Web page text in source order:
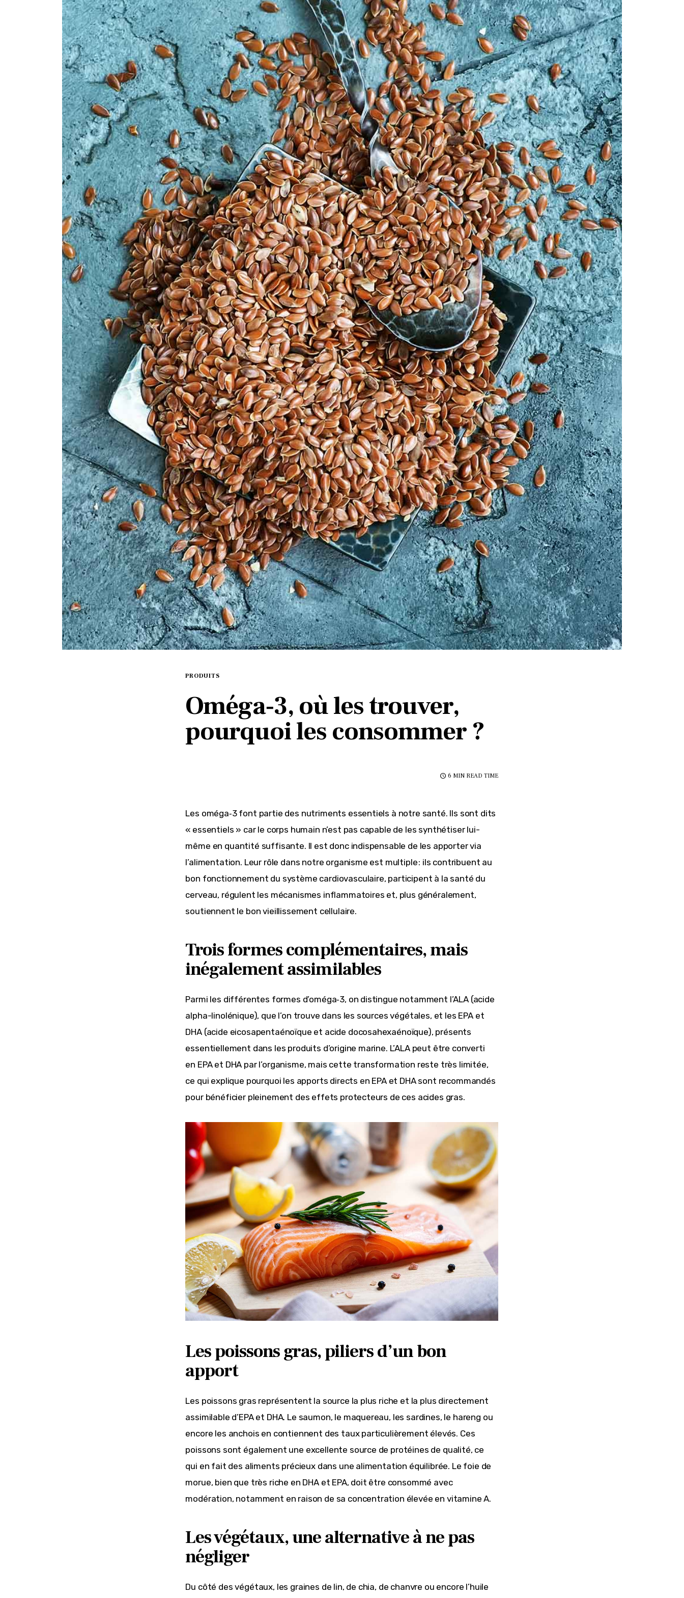
PRODUITS
Oméga‑3, où les trouver,
pourquoi les consommer ?
6 MIN READ TIME
Les oméga‑3 font partie des nutriments essentiels à notre santé. Ils sont dits
« essentiels » car le corps humain n’est pas capable de les synthétiser lui-
même en quantité suffisante. Il est donc indispensable de les apporter via
l’alimentation. Leur rôle dans notre organisme est multiple : ils contribuent au
bon fonctionnement du système cardiovasculaire, participent à la santé du
cerveau, régulent les mécanismes inflammatoires et, plus généralement,
soutiennent le bon vieillissement cellulaire.
Trois formes complémentaires, mais
inégalement assimilables
Parmi les différentes formes d’oméga‑3, on distingue notamment l’ALA (acide
alpha-linolénique), que l’on trouve dans les sources végétales, et les EPA et
DHA (acide eicosapentaénoïque et acide docosahexaénoïque), présents
essentiellement dans les produits d’origine marine. L’ALA peut être converti
en EPA et DHA par l’organisme, mais cette transformation reste très limitée,
ce qui explique pourquoi les apports directs en EPA et DHA sont recommandés
pour bénéficier pleinement des effets protecteurs de ces acides gras.
Les poissons gras, piliers d’un bon
apport
Les poissons gras représentent la source la plus riche et la plus directement
assimilable d’EPA et DHA. Le saumon, le maquereau, les sardines, le hareng ou
encore les anchois en contiennent des taux particulièrement élevés. Ces
poissons sont également une excellente source de protéines de qualité, ce
qui en fait des aliments précieux dans une alimentation équilibrée. Le foie de
morue, bien que très riche en DHA et EPA, doit être consommé avec
modération, notamment en raison de sa concentration élevée en vitamine A.
Les végétaux, une alternative à ne pas
négliger
Du côté des végétaux, les graines de lin, de chia, de chanvre ou encore l’huile